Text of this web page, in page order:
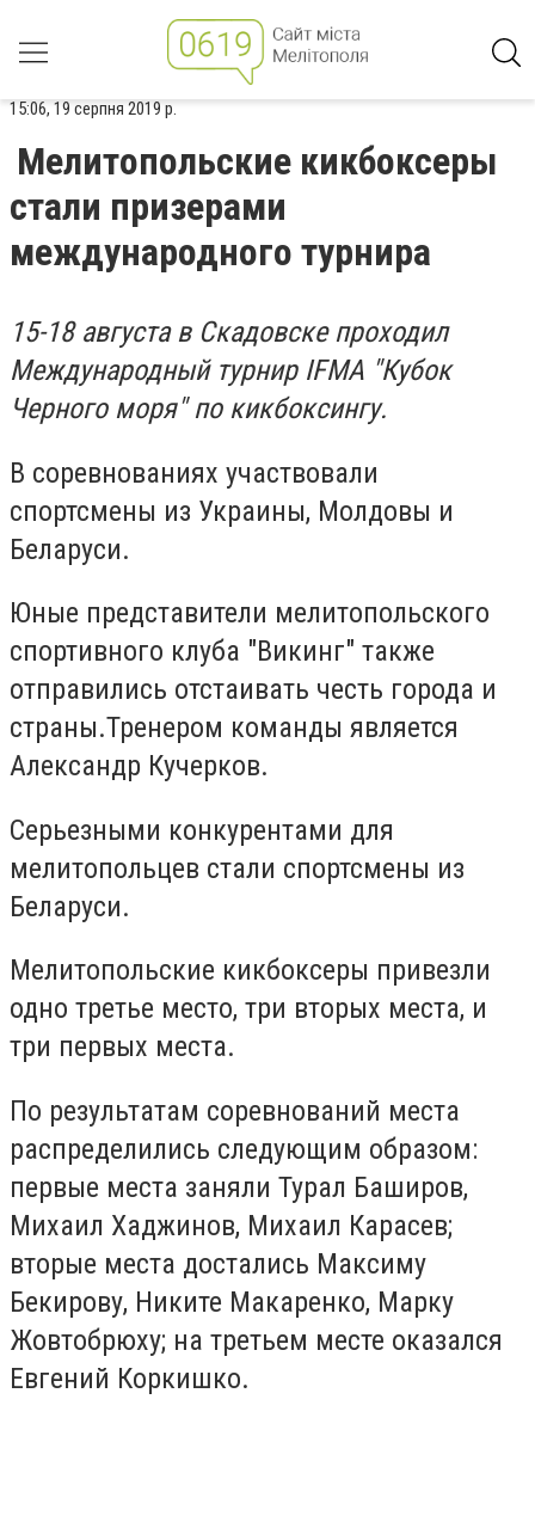
15:06, 19 серпня 2019 р.
Мелитопольские кикбоксеры
стали призерами
международного турнира
15-18 августа в Скадовске проходил
Международный турнир IFMA "Кубок
Черного моря" по кикбоксингу.
В соревнованиях участвовали
спортсмены из Украины, Молдовы и
Беларуси.
Юные представители мелитопольского
спортивного клуба "Викинг" также
отправились отстаивать честь города и
страны.Тренером команды является
Александр Кучерков.
Серьезными конкурентами для
мелитопольцев стали спортсмены из
Беларуси.
Мелитопольские кикбоксеры привезли
одно третье место, три вторых места, и
три первых места.
По результатам соревнований места
распределились следующим образом:
первые места заняли Турал Баширов,
Михаил Хаджинов, Михаил Карасев;
вторые места достались Максиму
Бекирову, Никите Макаренко, Марку
Жовтобрюху; на третьем месте оказался
Евгений Коркишко.